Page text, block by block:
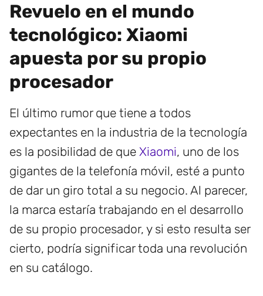
Revuelo en el mundo
tecnológico: Xiaomi
apuesta por su propio
procesador
El último rumor que tiene a todos
expectantes en la industria de la tecnología
es la posibilidad de que Xiaomi, uno de los
gigantes de la telefonía móvil, esté a punto
de dar un giro total a su negocio. Al parecer,
la marca estaría trabajando en el desarrollo
de su propio procesador, y si esto resulta ser
cierto, podría significar toda una revolución
en su catálogo.